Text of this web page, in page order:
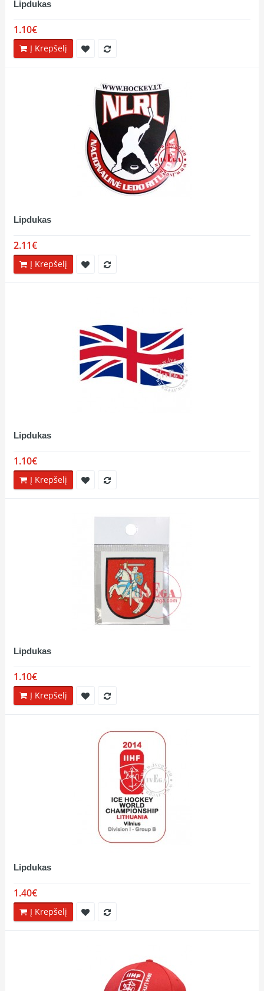
Lipdukas
1.10€
Į Krepšelį
Lipdukas
2.11€
Į Krepšelį
Lipdukas
1.10€
Į Krepšelį
Lipdukas
1.10€
Į Krepšelį
Lipdukas
1.40€
Į Krepšelį